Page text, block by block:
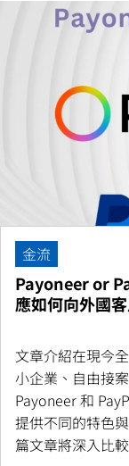
金流
Payoneer or
應如何向外國
文章介紹在現今
小企業、自由接
Payoneer 和
提供不同的特色
篇文章將深入比